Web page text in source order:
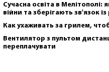
Сучасна освіта в Мелітополі:
війни та зберігають зв'язок
Как ухаживать за грилем,
Вентилятор з пультом
переплачувати